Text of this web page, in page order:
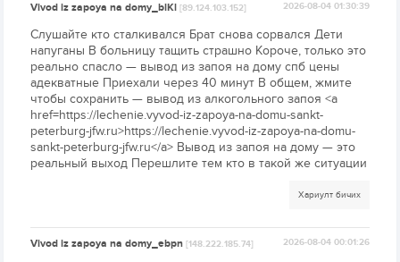
Vivod iz zapoya na domy_blKl[89.124.103.152] 2026-08-04 01:30:39
Слушайте кто сталкивался Брат снова сорвался Дети
напуганы В больницу тащить страшно Короче, только это
реально спасло — вывод из запоя на дому спб цены
адекватные Приехали через 40 минут В общем, жмите
чтобы сохранить — вывод из алкогольного запоя <a
href=https://lechenie.vyvod-iz-zapoya-na-domu-sankt-
peterburg-jfw.ru>https://lechenie.vyvod-iz-zapoya-na-domu-
sankt-peterburg-jfw.ru</a> Вывод из запоя на дому — это
реальный выход Перешлите тем кто в такой же ситуации
Хариулт бичих
Vivod iz zapoya na domy_ebpn[148.222.185.74] 2026-08-04 00:01:26